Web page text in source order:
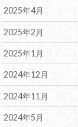
2025年4月
2025年2月
2025年1月
2024年12月
2024年11月
2024年5月